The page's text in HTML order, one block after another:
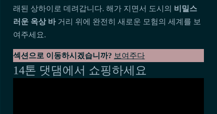
래된 상하이로 데려갑니다. 해가 지면서 도시의 비밀스
러운 옥상 바거리 위에 완전히 새로운 모험의 세계를 보
여주세요.
섹션으로 이동하시겠습니까? 보여주다
14톤 댓댐에서 쇼핑하세요